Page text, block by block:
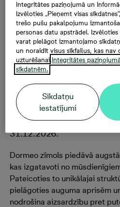
Lūgums ņemt vērā, ka īpašo
nosacījumi var mainīties.
Dormeo
Īpašais piedāvājums: tikai
produkcijai ar kodu
esošajiem
31.12.2026.
Dormeo zīmols piedāvā
kas izgatavoti no
Pateicoties to unikālajai
pielāgoties auguma aprisēm
nodrošina aizsardzību pret
Integritātes paziņojumā un
Izvēloties „Pieņemt visas
trešo pušu pakalpojumu
personas datu apstrādei.
varat pielāgot izmantojamo
un noraidīt visus sīkfailus, kas nav
uzturēšanai.Integritātes
sīkdatnēm.
Sīkdatņu
iestatījumi